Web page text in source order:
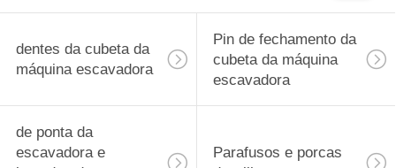
dentes da cubeta da
máquina escavadora
Pin de fechamento da
cubeta da máquina
escavadora
de ponta da
escavadora e
Parafusos e porcas